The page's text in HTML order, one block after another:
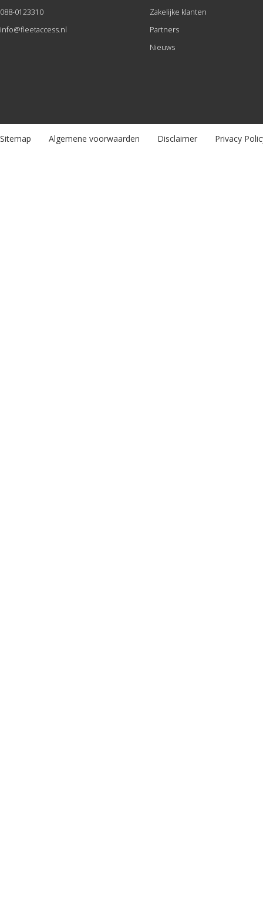
088-0123310
info@fleetaccess.nl
Zakelijke klanten
Partners
Nieuws
Sitemap Algemene voorwaarden Disclaimer Privacy